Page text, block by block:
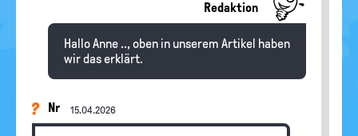
Redaktion
Hallo Anne .., oben in unserem Artikel haben
wir das erklärt.
Nr 15.04.2026